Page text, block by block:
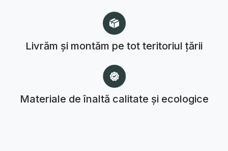
Livrăm și montăm pe tot teritoriul țării
Materiale de înaltă calitate și ecologice